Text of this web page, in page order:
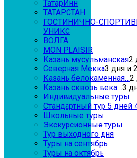
ТатарИнн
ТАТАРСТАН
ГОСТИНИЧНО-
УНИКС
ВОЛГА
MON PLAISIR
Казань мусульманская2
Северная Мекка3 дня и
Казань белокаменная…2
Казань сквозь века…3
Индивидуальные туры
Стандартный тур 5 дней
Школьные туры
Экскурсионные туры
Тур выходного дня
Туры на сентябрь
Туры на октябрь